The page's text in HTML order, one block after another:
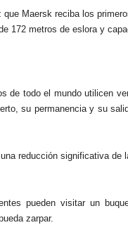
Maersk reciba los
172 metros de eslora y
de todo el mundo utilicen
su permanencia y su
reducción significativa de
pueden visitar un
zarpar.